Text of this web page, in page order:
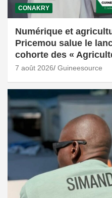
CONAKRY
Numérique et
Pricemou salue le
cohorte des «
7 août 2026 Guineesource